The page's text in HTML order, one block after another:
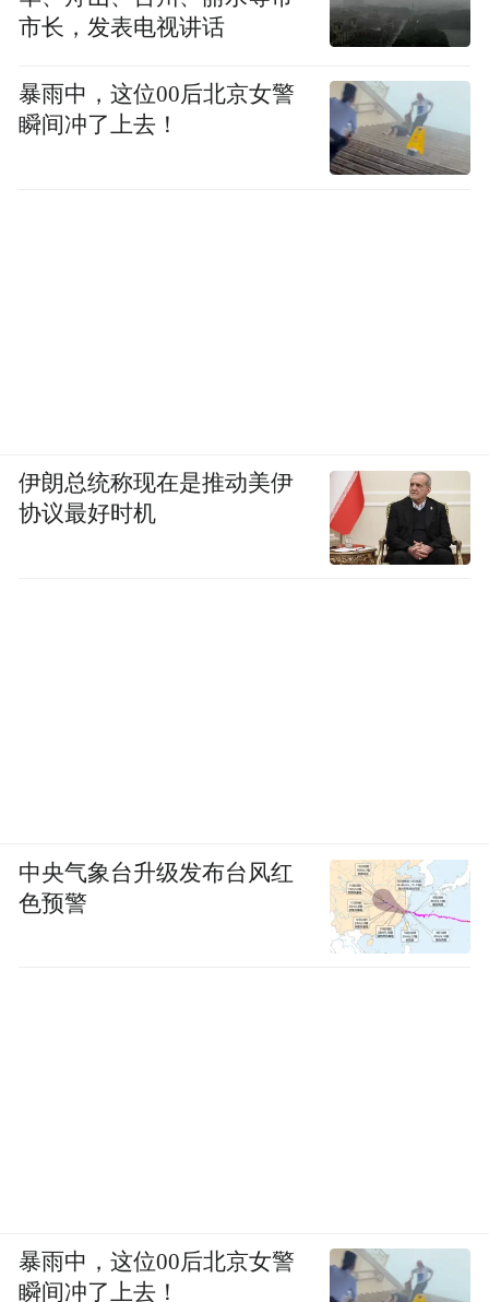
市长，发表电视讲话
暴雨中，这位00后北京女警
瞬间冲了上去！
伊朗总统称现在是推动美伊
协议最好时机
中央气象台升级发布台风红
色预警
暴雨中，这位00后北京女警
瞬间冲了上去！